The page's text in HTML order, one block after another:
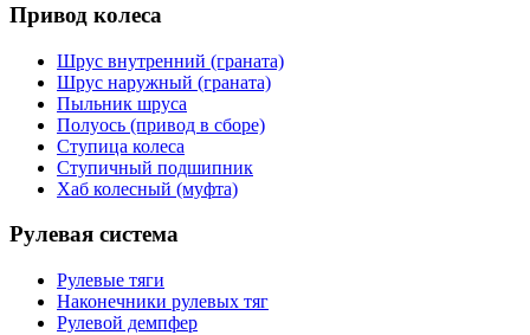
Привод колеса
Шрус внутренний (граната)
Шрус наружный (граната)
Пыльник шруса
Полуось (привод в сборе)
Ступица колеса
Ступичный подшипник
Хаб колесный (муфта)
Рулевая система
Рулевые тяги
Наконечники рулевых тяг
Рулевой демпфер